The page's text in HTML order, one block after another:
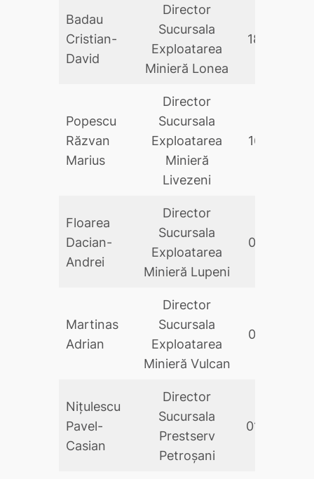
Badau
Cristian-
David
Director
Sucursala
Exploatarea
Minieră Lonea
18.06.2024
Popescu
Răzvan
Marius
Director
Sucursala
Exploatarea
Minieră
Livezeni
16.03.2026
Floarea
Dacian-
Andrei
Director
Sucursala
Exploatarea
Minieră Lupeni
05.10.2023
Martinas
Adrian
Director
Sucursala
Exploatarea
Minieră Vulcan
05.10.2023
Nițulescu
Pavel-
Casian
Director
Sucursala
Prestserv
Petroşani